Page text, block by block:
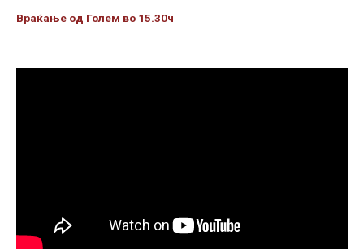
Враќање од Голем во 15.30ч